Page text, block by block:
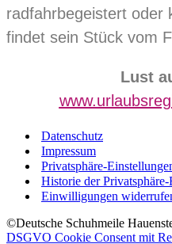
radfahrbegeistert oder
findet sein Stück vom
Lust
Datenschutz
Impressum
Privatsphäre-
Historie der
Einwilligungen
©Deutsche Schuhmeile
DSGVO Cookie Consent mit